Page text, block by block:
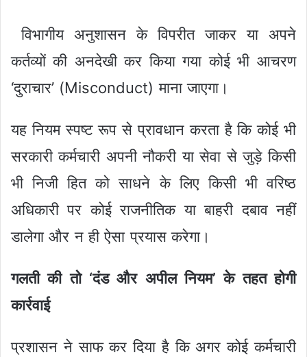
विभागीय अनुशासन के विपरीत जाकर या अपने
कर्तव्यों की अनदेखी कर किया गया कोई भी आचरण
‘दुराचार’ (Misconduct) माना जाएगा।
यह नियम स्पष्ट रूप से प्रावधान करता है कि कोई भी
सरकारी कर्मचारी अपनी नौकरी या सेवा से जुड़े किसी
भी निजी हित को साधने के लिए किसी भी वरिष्ठ
अधिकारी पर कोई राजनीतिक या बाहरी दबाव नहीं
डालेगा और न ही ऐसा प्रयास करेगा।
गलती की तो ‘दंड और अपील नियम’ के तहत होगी
कार्रवाई
प्रशासन ने साफ कर दिया है कि अगर कोई कर्मचारी